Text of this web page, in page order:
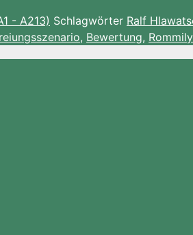
- A213) Schlagwörter Ralf
, Bewertung,